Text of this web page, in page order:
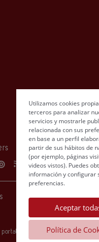
portal de Infoedita
Utilizamos cookies
terceros para analizar
servicios y mostrarle
relacionada con sus
en base a un perfil
partir de sus hábitos de
(por ejemplo, páginas
videos vistos). Puedes
información y configurar
preferencias.
Aceptar
Política de